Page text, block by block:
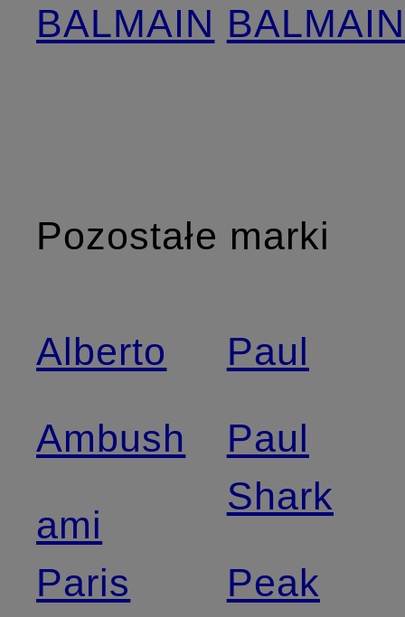
BALMAIN BALMAIN
Pozostałe marki
Alberto
Ambush
ami
Paris
Paul
Paul
Shark
Peak